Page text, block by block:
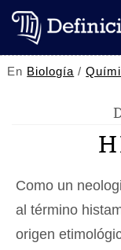
En Biología /
Como un
al término
origen